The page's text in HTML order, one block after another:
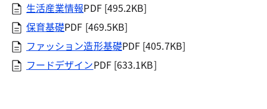
生活産業情報PDF [495.2KB]
保育基礎PDF [469.5KB]
ファッション造形基礎PDF [405.7KB]
フードデザインPDF [633.1KB]